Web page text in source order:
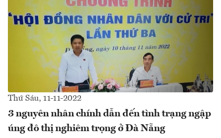
Thứ Sáu, 11-11-2022
3 nguyên nhân chính dẫn đến tình trạng ngập
úng đô thị nghiêm trọng ở Đà Nẵng